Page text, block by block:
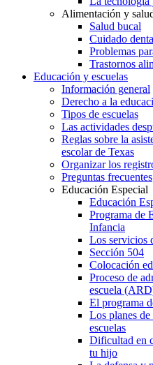
Alimentación y
Salud bucal
Cuidado
Problemas
Trastornos
Educación y escuelas
Información general
Derecho a la
Tipos de escuelas
Las actividades
Reglas sobre la
escolar de Texas
Organizar los
Preguntas frecuentes
Educación Especial
Educación
Programa de
Infancia
Los servicios
Sección 504
Colocación
Proceso de
escuela
El programa
Los planes
escuelas
Dificultad en
tu hijo